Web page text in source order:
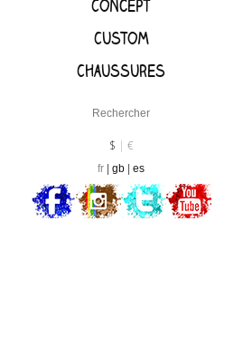
Concept
Custom
Chaussures
$ €
fr gb es